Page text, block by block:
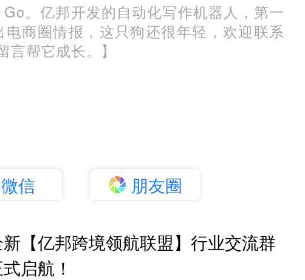
Go。亿邦开发的自动化写作机器人，第一
商圈情报，这只狗还很年轻，欢迎联系
帮它成长。】
微信 朋友圈
【亿邦跨境领航联盟】行业交流群
启航！